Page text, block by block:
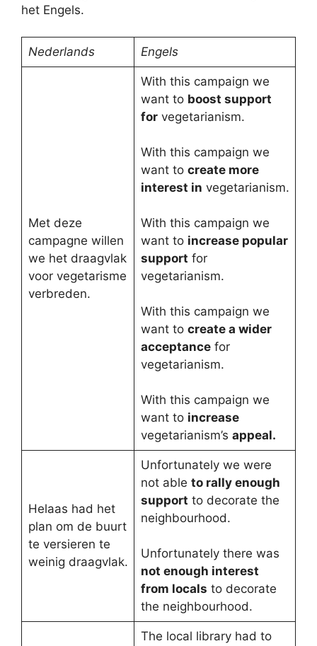
het Engels.
Nederlands Engels
Met deze
campagne willen
we het draagvlak
voor vegetarisme
verbreden.
With this campaign we
want to boost support
forvegetarianism.
With this campaign we
want to create more
interest in vegetarianism.
With this campaign we
want to increase popular
support for
vegetarianism.
With this campaign we
want to create a wider
acceptancefor
vegetarianism.
With this campaign we
want to increase
vegetarianism’s appeal.
Helaas had het
plan om de buurt
te versieren te
weinig draagvlak.
Unfortunately we were
not able to rally enough
support to decorate the
neighbourhood.
Unfortunately there was
not enough interest
from locals to decorate
the neighbourhood.
The local library had to